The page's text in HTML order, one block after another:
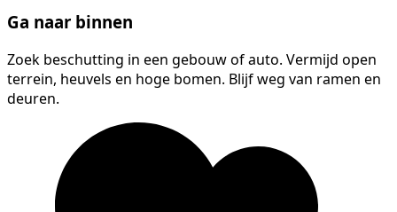
Ga naar binnen
Zoek beschutting in een gebouw of auto. Vermijd open
terrein, heuvels en hoge bomen. Blijf weg van ramen en
deuren.